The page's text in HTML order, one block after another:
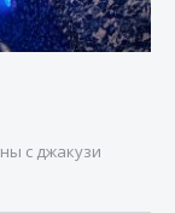
с джакузи